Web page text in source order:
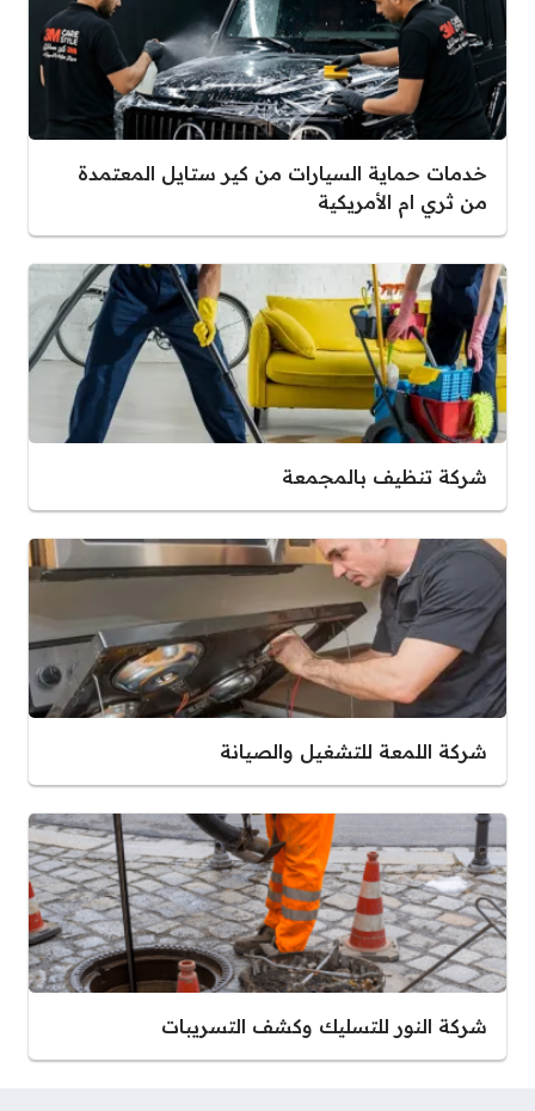
خدمات حماية السيارات من كير ستايل المعتمدة
من ثري ام الأمريكية
شركة تنظيف بالمجمعة
شركة اللمعة للتشغيل والصيانة
شركة النور للتسليك وكشف التسريبات